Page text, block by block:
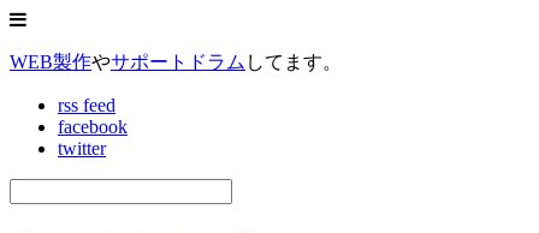
WEB製作やサポートドラム してます。
rss feed
facebook
twitter